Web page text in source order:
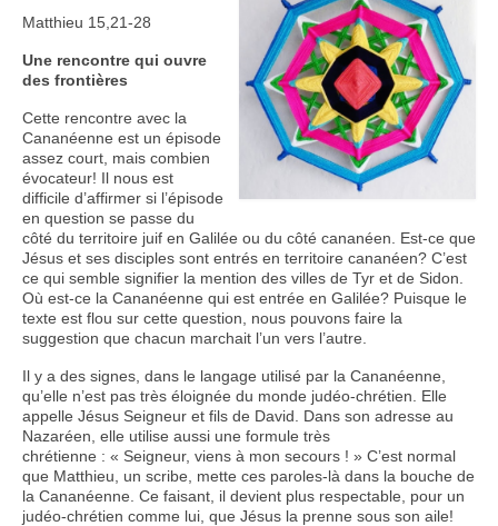
Nous contacter
Matthieu 15,21-28
Une rencontre qui ouvre
des frontières
Cette rencontre avec la
Cananéenne est un épisode
assez court, mais combien
évocateur! Il nous est
difficile d’affirmer si l’épisode
en question se passe du
côté du territoire juif en Galilée ou du côté cananéen. Est-ce que
Jésus et ses disciples sont entrés en territoire cananéen? C’est
ce qui semble signifier la mention des villes de Tyr et de Sidon.
Où est-ce la Cananéenne qui est entrée en Galilée? Puisque le
texte est flou sur cette question, nous pouvons faire la
suggestion que chacun marchait l’un vers l’autre.
Il y a des signes, dans le langage utilisé par la Cananéenne,
qu’elle n’est pas très éloignée du monde judéo-chrétien. Elle
appelle Jésus Seigneur et fils de David. Dans son adresse au
Nazaréen, elle utilise aussi une formule très
chrétienne : « Seigneur, viens à mon secours ! » C’est normal
que Matthieu, un scribe, mette ces paroles-là dans la bouche de
la Cananéenne. Ce faisant, il devient plus respectable, pour un
judéo-chrétien comme lui, que Jésus la prenne sous son aile!